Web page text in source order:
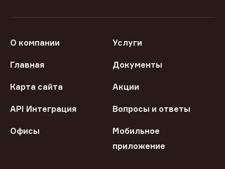
О компании Услуги
Главная Документы
Карта сайта Акции
API Интеграция Вопросы и ответы
Офисы
Мобильное
приложение